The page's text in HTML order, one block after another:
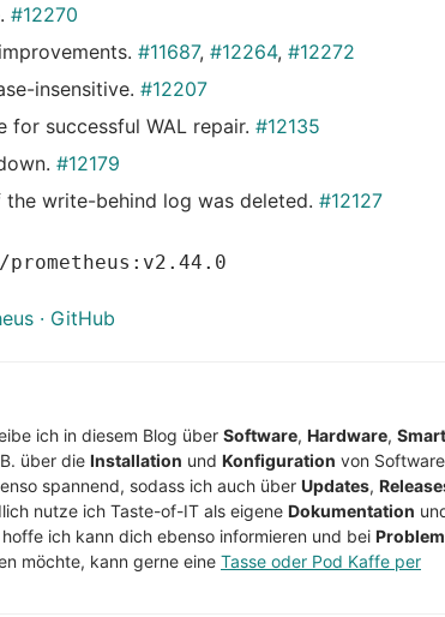
#12270
#11687, #12264, #12272
insensitive. #12207
for successful WAL repair. #12135
#12179
write-behind log was deleted. #12127
· GitHub
ich in diesem Blog über Software, Hardware, Smart
über die Installation und Konfiguration von
spannend, sodass ich auch über Updates,
nutze ich Taste-of-IT als eigene Dokumentation
ich kann dich ebenso informieren und bei
möchte, kann gerne eine Tasse oder Pod Kaffe per